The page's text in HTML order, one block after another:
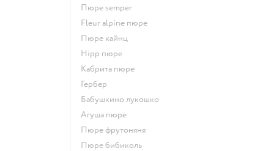
пюре semper
fleur alpine пюре
пюре хайнц
hipp пюре
кабрита пюре
гербер
бабушкино лукошко
агуша пюре
пюре фрутоняня
пюре бибиколь